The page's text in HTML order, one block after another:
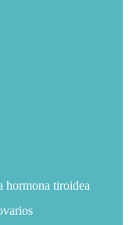
hormona tiroidea